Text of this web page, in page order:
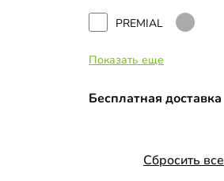
PREMIAL
INTEGRO
Hettich Top Line
Показать еще
Бесплатная доставка
Сбросить все